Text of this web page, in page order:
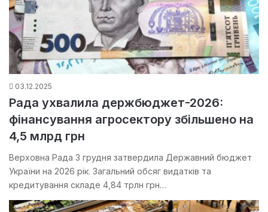
03.12.2025
Рада ухвалила держбюджет-2026:
фінансування агросектору збільшено на
4,5 млрд грн
Верховна Рада 3 грудня затвердила Державний бюджет
України на 2026 рік. Загальний обсяг видатків та
кредитування складе 4,84 трлн грн…